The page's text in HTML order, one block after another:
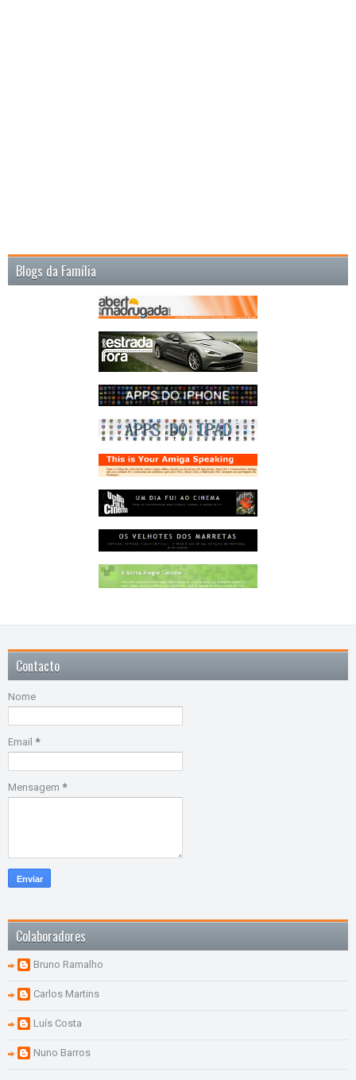
Blogs da Família
Contacto
Nome
Email *
Mensagem *
Colaboradores
Bruno Ramalho
Carlos Martins
Luís Costa
Nuno Barros